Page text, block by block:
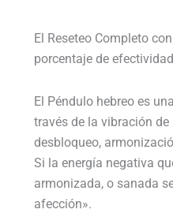
El Reseteo Completo
porcentaje de
El Péndulo hebreo es
través de la vibración
desbloqueo,
Si la energía negativa
armonizada, o sanada
afección».